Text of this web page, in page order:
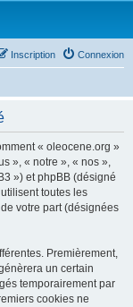
Connexion
Inscription
« oleocene.org »
», « notre », « nos »,
») et phpBB (désigné
toutes les
votre part (désignées
Premièrement,
un certain
temporairement par
cookies ne